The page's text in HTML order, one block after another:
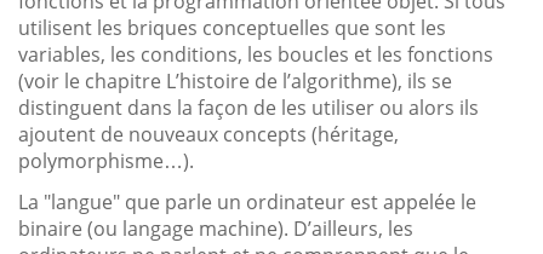
utilisent les briques conceptuelles que sont les
variables, les conditions, les boucles et les fonctions
(voir le chapitre L’histoire de l’algorithme), ils se
distinguent dans la façon de les utiliser ou alors ils
ajoutent de nouveaux concepts (héritage,
polymorphisme…).
La "langue" que parle un ordinateur est appelée le
binaire (ou langage machine). D’ailleurs, les